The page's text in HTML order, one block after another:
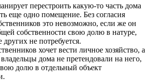
перестроить какую-то часть дома
еще одно помещение. Без согласия
это невозможно, если же он
собственности свою долю в натуре,
других не потребуется.
хочет вести личное хозяйство, а
дома не претендовали на него,
долю в отдельный объект